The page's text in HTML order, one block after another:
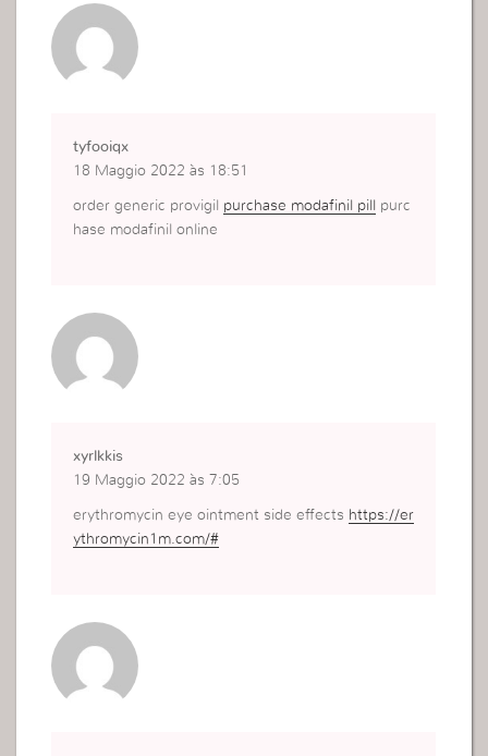
tyfooiqx
18 Maggio 2022 às 18:51
order generic provigil purchase modafinil pill purc
hase modafinil online
xyrlkkis
19 Maggio 2022 às 7:05
erythromycin eye ointment side effects https://er
ythromycin1m.com/#